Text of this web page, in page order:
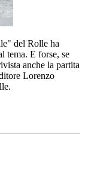
del Rolle ha
tema. E forse, se
anche la partita
Lorenzo